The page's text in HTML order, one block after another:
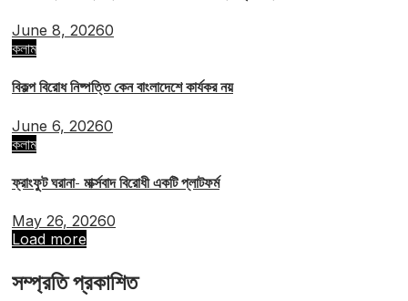
June 8, 20260
কলাম
বিকল্প বিরোধ নিষ্পত্তি কেন বাংলাদেশে কার্যকর নয়
June 6, 20260
কলাম
ফ্রাংফুট ঘরানা- মার্ক্সবাদ বিরোধী একটি প্লাটফর্ম
May 26, 20260
Load more
সম্প্রতি প্রকাশিত